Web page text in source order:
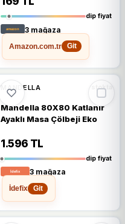
dip fiyat
3 mağaza
Amazon.com.tr
Git
%38 %38 DÜŞTÜ
MANDELLA stokta
Mandella 80X80 Katlanır
Ayaklı Masa Çölbeji Eko
1.596 TL
dip fiyat
3 mağaza
İdefix
Git